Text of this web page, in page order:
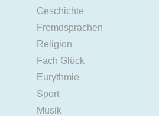
Geschichte
Fremdsprachen
Religion
Fach Glück
Eurythmie
Sport
Musik